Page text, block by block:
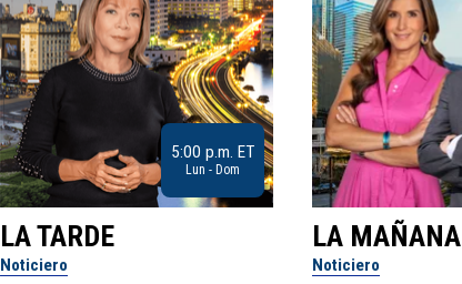
5:00 p.m. ET
Lun - Dom
LA TARDE
Noticiero
LA MAÑANA
Noticiero